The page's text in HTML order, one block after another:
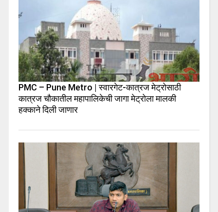
PMC – Pune Metro | स्वारगेट-कात्रज मेट्रोसाठी
कात्रज चौकातील महापालिकेची जागा मेट्रोला मालकी
हक्काने दिली जाणार